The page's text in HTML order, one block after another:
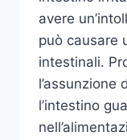
avere
può causare
intestinali.
l’assunzione
l’intestino